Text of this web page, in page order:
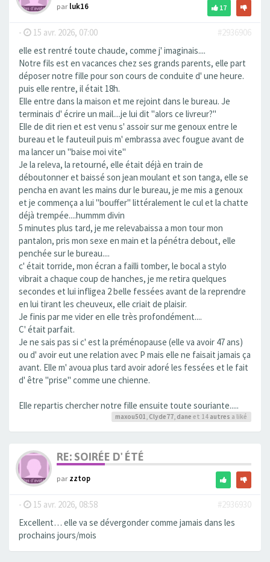
parluk16 17
- 15 avr. 2026, 07:00
#2936906
elle est rentré toute chaude, comme j' imaginais....
Notre fils est en vacances chez ses grands parents, elle part
déposer notre fille pour son cours de conduite d' une heure.
puis elle rentre, il était 18h.
Elle entre dans la maison et me rejoint dans le bureau. Je
terminais d' écrire un mail....je lui dit "alors ce livreur?"
Elle de dit rien et est venu s' assoir sur me genoux entre le
bureau et le fauteuil puis m' embrassa avec fougue avant de
ma lancer un "baise moi vite"
Je la releva, la retourné, elle était déjà en train de
déboutonner et baissé son jean moulant et son tanga, elle se
pencha en avant les mains dur le bureau, je me mis a genoux
et je commença a lui "bouffer" littéralement le cul et la chatte
déjà trempée....hummm divin
5 minutes plus tard, je me relevabaissa a mon tour mon
pantalon, pris mon sexe en main et la pénétra debout, elle
penchée sur le bureau....
c' était torride, mon écran a failli tomber, le bocal a stylo
vibrait a chaque coup de hanches, je me retira quelques
secondes et lui infligea 2 belle fessées avant de la reprendre
en lui tirant les cheuveux, elle criait de plaisir.
Je finis par me vider en elle très profondément....
C' était parfait.
Je ne sais pas si c' est la préménopause (elle va avoir 47 ans)
ou d' avoir eut une relation avec P mais elle ne faisait jamais ça
avant. Elle m' avoua plus tard avoir adoré les fessées et le fait
d' être "prise" comme une chienne.
Elle repartis chercher notre fille ensuite toute souriante.....
maxou501 Clyde77 dane et 14 autres a liké
RE: SOIRÉE D' ÉTÉ
parzztop
- 15 avr. 2026, 08:58
#2936930
Excellent… elle va se dévergonder comme jamais dans les
prochains jours/mois